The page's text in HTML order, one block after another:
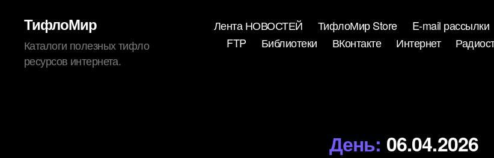
ТифлоМир
Каталоги полезных тифло
ресурсов интернета.
Лента НОВОСТЕЙ ТифлоМир Store E-mail рассылки
FTP
Библиотеки ВКонтакте Интернет
День: 06.04.2026